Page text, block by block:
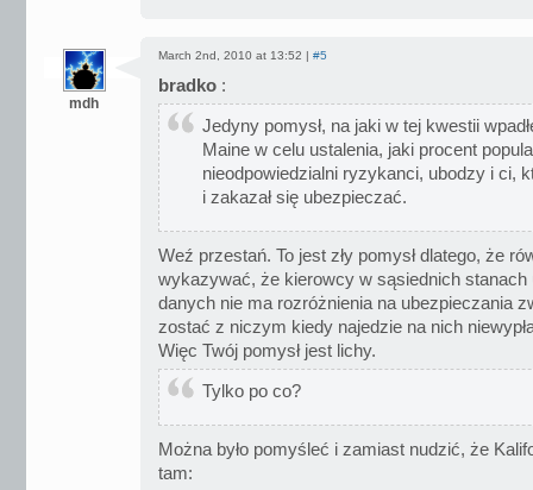
mdh
March 2nd, 2010 at 13:52 | #5
bradko :
Jedyny pomysł, na jaki w tej kwestii
Maine w celu ustalenia, jaki procent
nieodpowiedzialni ryzykanci, ubodzy i ci,
i zakazał się ubezpieczać.
Weź przestań. To jest zły pomysł dlatego, że
wykazywać, że kierowcy w sąsiednich stanach
danych nie ma rozróżnienia na ubezpieczania
zostać z niczym kiedy najedzie na nich
Więc Twój pomysł jest lichy.
Tylko po co?
Można było pomyśleć i zamiast nudzić, że
tam: